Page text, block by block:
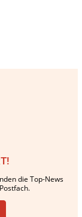
die Top-News